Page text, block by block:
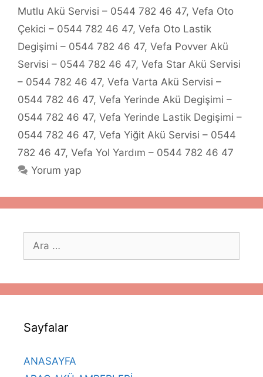
Mutlu Akü Servisi – 0544 782 46 47, Vefa Oto
Çekici – 0544 782 46 47, Vefa Oto Lastik
Degişimi – 0544 782 46 47, Vefa Povver Akü
Servisi – 0544 782 46 47, Vefa Star Akü Servisi
– 0544 782 46 47, Vefa Varta Akü Servisi –
0544 782 46 47, Vefa Yerinde Akü Degişimi –
0544 782 46 47, Vefa Yerinde Lastik Degişimi –
0544 782 46 47, Vefa Yiğit Akü Servisi – 0544
782 46 47, Vefa Yol Yardım – 0544 782 46 47
Yorum yap
ara
Sayfalar
ANASAYFA